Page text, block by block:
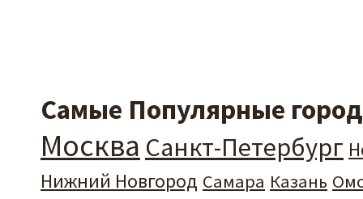
Самые Популярные
Москва Санкт-Петербург
Нижний Новгород Самара Казань